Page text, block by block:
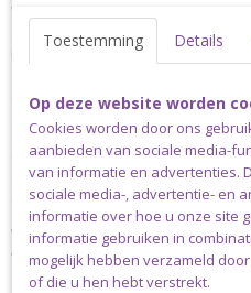
waardoor het gebruikte water op
gerecycled en hergebruikt.
maar liefst 113 verschillende
een looplengte van 125 meter.
Scheepjes Catona is
enkele basiskleuren zijn
gram. Scheepjes Catona is ook
daarin cutie pie minibolletjes van
Wij hebben nog niet alle
voorraad, maar onze
staat jouw favoriete kleur er
Toestemming Details
Op deze website worden
Cookies worden door ons
aanbieden van sociale media-
van informatie en advertenties.
sociale media-, advertentie- en
informatie over hoe u onze site
informatie gebruiken in
mogelijk hebben verzameld
of die u hen hebt verstrekt.